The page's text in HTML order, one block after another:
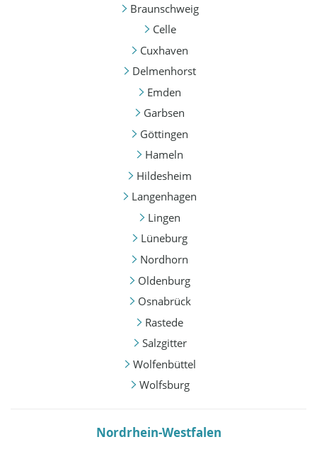
Braunschweig
Celle
Cuxhaven
Delmenhorst
Emden
Garbsen
Göttingen
Hameln
Hildesheim
Langenhagen
Lingen
Lüneburg
Nordhorn
Oldenburg
Osnabrück
Rastede
Salzgitter
Wolfenbüttel
Wolfsburg
Nordrhein-Westfalen